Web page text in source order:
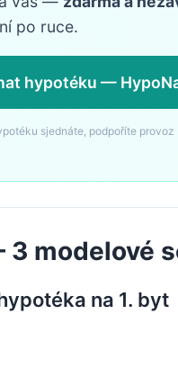
po ruce.
hypotéku —
sjednáte, podpoříte
modelové
na 1. byt